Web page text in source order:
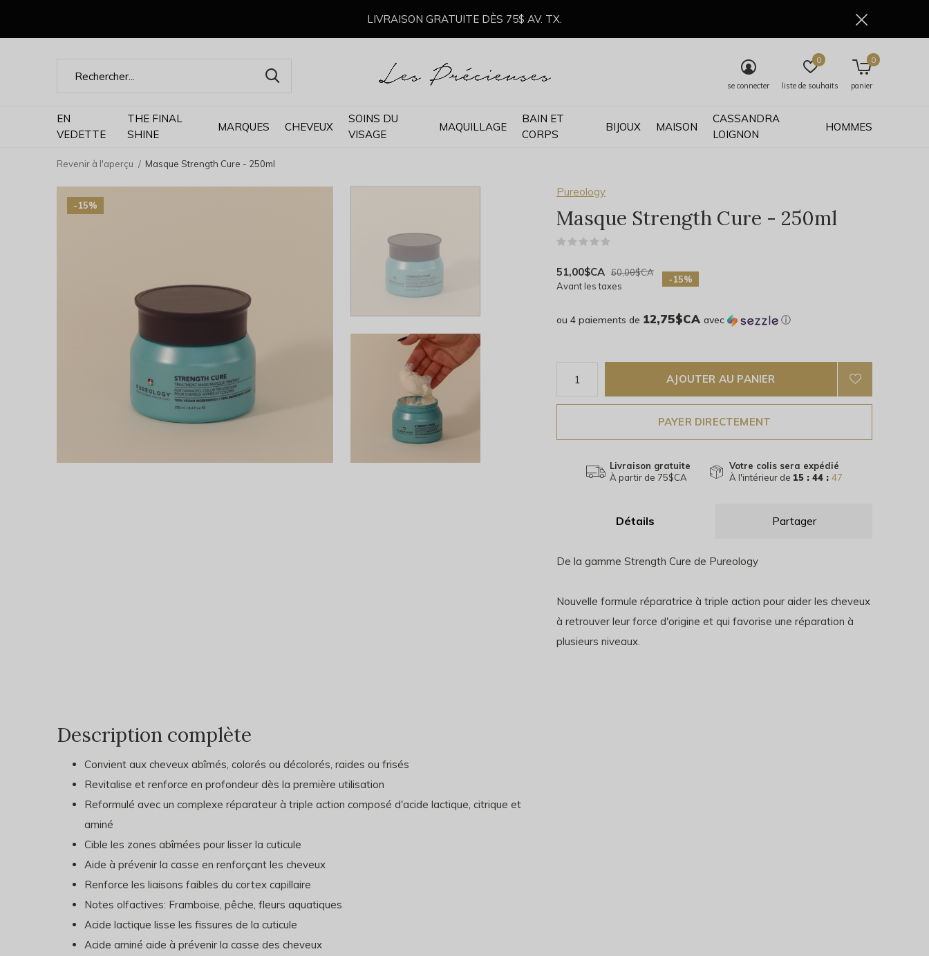
EN
VEDETTE
THE FINAL
SHINE
MARQUES CHEVEUX
SOINS DU
VISAGE
MAQUILLAGE
BAIN ET
CORPS
BIJOUX MAISON
CASSANDRA
LOIGNON
HOMMES
se connecter liste de souhaits
0
panier
0
LIVRAISON GRATUITE DÈS 75$ AV. TX.
Revenir à l'aperçu Masque Strength Cure - 250ml
-15%
Pureology
Masque Strength Cure - 250ml
51,00$CA 60,00$CA
Avant les taxes
-15%
ou 4 paiements de 12,75$CA avec ⓘ
AJOUTER AU PANIER
PAYER DIRECTEMENT
Livraison gratuite
À partir de 75$CA
Votre colis sera expédié
À l'intérieur de 15 : 44 : 46
Détails Partager
De la gamme Strength Cure de Pureology
Nouvelle formule réparatrice à triple action pour aider les cheveux
à retrouver leur force d'origine et qui favorise une réparation à
plusieurs niveaux.
Description complète
Convient aux cheveux abîmés, colorés ou décolorés, raides ou frisés
Revitalise et renforce en profondeur dès la première utilisation
Reformulé avec un complexe réparateur à triple action composé d'acide lactique, citrique et
aminé
Cible les zones abîmées pour lisser la cuticule
Aide à prévenir la casse en renforçant les cheveux
Renforce les liaisons faibles du cortex capillaire
Notes olfactives: Framboise, pêche, fleurs aquatiques
Acide lactique lisse les fissures de la cuticule
Acide aminé aide à prévenir la casse des cheveux